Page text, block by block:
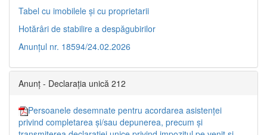
Tabel cu imobilele și cu proprietarii
Hotărâri de stabilire a despăgubirilor
Anunțul nr. 18594/24.02.2026
Anunț - Declarația unică 212
Persoanele desemnate pentru acordarea asistenței
privind completarea și/sau depunerea, precum și